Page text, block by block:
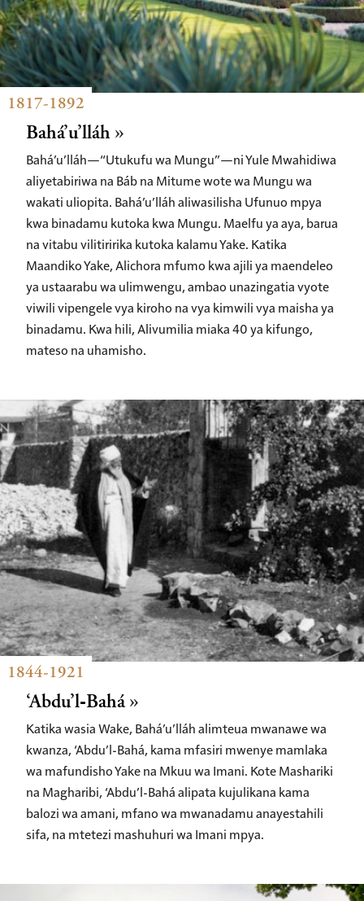
1817-1892
Bahá’u’lláh
Bahá’u’lláh—“Utukufu wa Mungu”—ni Yule Mwahidiwa
aliyetabiriwa na Báb na Mitume wote wa Mungu wa
wakati uliopita. Bahá’u’lláh aliwasilisha Ufunuo mpya
kwa binadamu kutoka kwa Mungu. Maelfu ya aya, barua
na vitabu vilitiririka kutoka kalamu Yake. Katika
Maandiko Yake, Alichora mfumo kwa ajili ya maendeleo
ya ustaarabu wa ulimwengu, ambao unazingatia vyote
viwili vipengele vya kiroho na vya kimwili vya maisha ya
binadamu. Kwa hili, Alivumilia miaka 40 ya kifungo,
mateso na uhamisho.
1844-1921
‘Abdu’l‑Bahá
Katika wasia Wake, Bahá’u’lláh alimteua mwanawe wa
kwanza, ‘Abdu’l-Bahá, kama mfasiri mwenye mamlaka
wa mafundisho Yake na Mkuu wa Imani. Kote Mashariki
na Magharibi, ‘Abdu’l-Bahá alipata kujulikana kama
balozi wa amani, mfano wa mwanadamu anayestahili
sifa, na mtetezi mashuhuri wa Imani mpya.